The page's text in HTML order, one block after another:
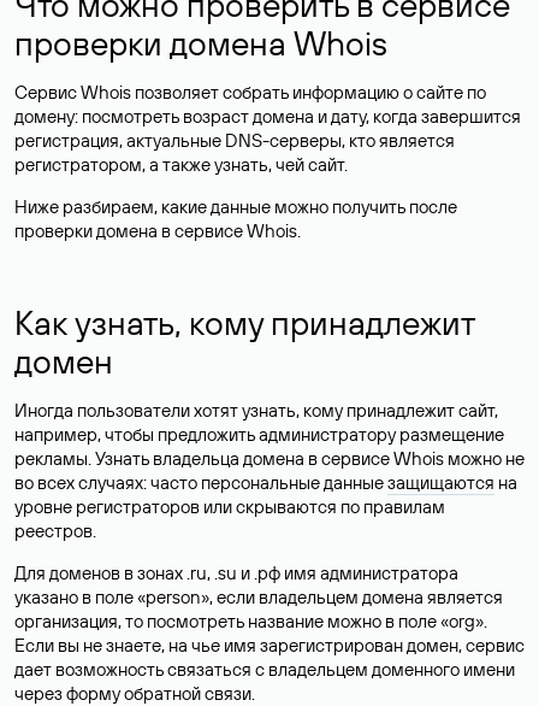
проверки домена Whois
Сервис Whois позволяет собрать информацию о сайте по
домену: посмотреть возраст домена и дату, когда завершится
регистрация, актуальные DNS-серверы, кто является
регистратором, а также узнать, чей сайт.
Ниже разбираем, какие данные можно получить после
проверки домена в сервисе Whois.
Как узнать, кому принадлежит
домен
Иногда пользователи хотят узнать, кому принадлежит сайт,
например, чтобы предложить администратору размещение
рекламы. Узнать владельца домена в сервисе Whois можно не
во всех случаях: часто персональные данныезащищаются на
уровне регистраторов или скрываются по правилам
реестров.
Для доменов в зонах .ru, .su и .рф имя администратора
указано в поле «person», если владельцем домена является
организация, то посмотреть название можно в поле «org».
Если вы не знаете, на чье имя зарегистрирован домен, сервис
дает возможность связаться с владельцем доменного имени
через форму обратной связи.